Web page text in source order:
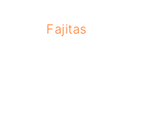
Fajitas